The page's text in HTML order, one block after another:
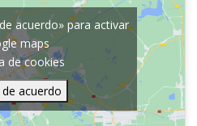
acuerdo» para activar
maps
de cookies
acuerdo